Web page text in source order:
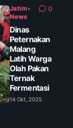
Jatim•
News
0
Dinas
Peternakan
Malang
Latih Warga
Olah Pakan
Ternak
Fermentasi
14 Okt, 2025